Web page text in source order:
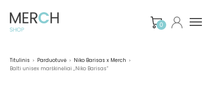
0
Titulinis > Parduotuvė > Niko Barisas x Merch >
Balti unisex marškinėliai „Niko Barisas“